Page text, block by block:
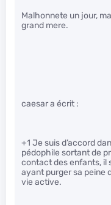
Malhonnete un jour,
grand mere.
caesar a écrit :
+1 Je suis d’accord
pédophile sortant de
contact des enfants, il
ayant purger sa peine
vie active.